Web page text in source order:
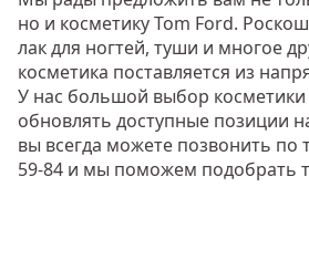
но и косметику Tom Ford.
лак для ногтей, туши и многое
косметика поставляется из
У нас большой выбор
обновлять доступные позиции
вы всегда можете позвонить по
59-84 и мы поможем подобрать